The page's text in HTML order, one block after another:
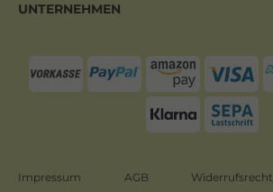
UNTERNEHMEN
Impressum AGB Widerrufsrecht